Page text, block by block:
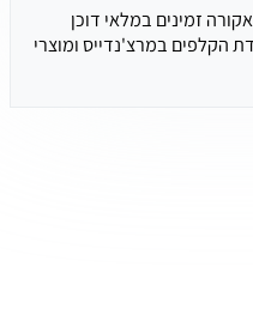
זמינים במלאי דוכן
הקלפים במרצ'נדייס ומוצרי